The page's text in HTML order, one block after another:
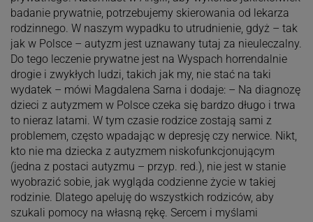
badanie prywatnie, potrzebujemy skierowania od lekarza
rodzinnego. W naszym wypadku to utrudnienie, gdyż – tak
jak w Polsce – autyzm jest uznawany tutaj za nieuleczalny.
Do tego leczenie prywatne jest na Wyspach horrendalnie
drogie i zwykłych ludzi, takich jak my, nie stać na taki
wydatek – mówi Magdalena Sarna i dodaje: – Na diagnozę
dzieci z autyzmem w Polsce czeka się bardzo długo i trwa
to nieraz latami. W tym czasie rodzice zostają sami z
problemem, często wpadając w depresję czy nerwice. Nikt,
kto nie ma dziecka z autyzmem niskofunkcjonującym
(jedna z postaci autyzmu – przyp. red.), nie jest w stanie
wyobrazić sobie, jak wygląda codzienne życie w takiej
rodzinie. Dlatego apeluję do wszystkich rodziców, aby
szukali pomocy na własną rękę. Sercem i myślami